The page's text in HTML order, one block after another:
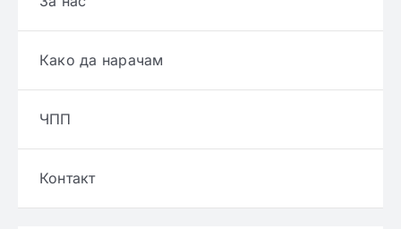
Како да нарачам
ЧПП
Контакт